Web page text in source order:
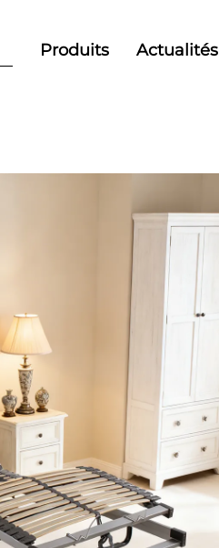
Produits Actualités